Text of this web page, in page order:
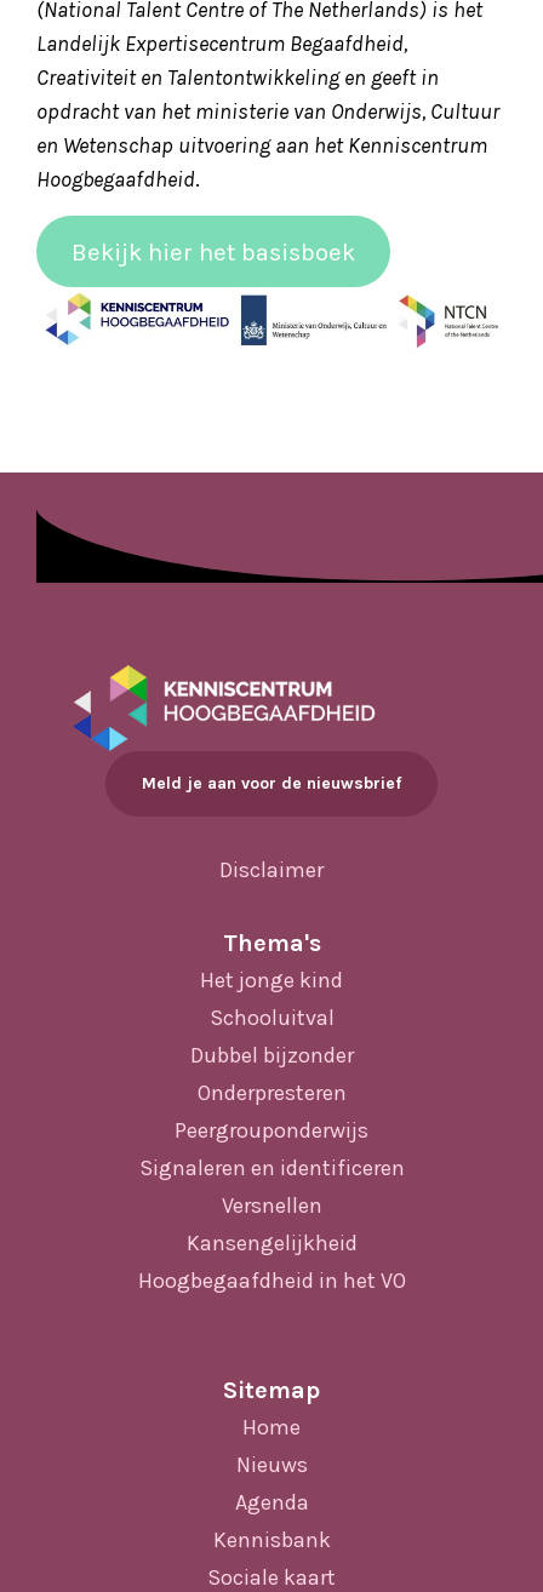
(National Talent Centre of The Netherlands) is het
Landelijk Expertisecentrum Begaafdheid,
Creativiteit en Talentontwikkeling en geeft in
opdracht van het ministerie van Onderwijs, Cultuur
en Wetenschap uitvoering aan het Kenniscentrum
Hoogbegaafdheid.
Bekijk hier het basisboek
Meld je aan voor de nieuwsbrief
Disclaimer
Thema's
Het jonge kind
Schooluitval
Dubbel bijzonder
Onderpresteren
Peergrouponderwijs
Signaleren en identificeren
Versnellen
Kansengelijkheid
Hoogbegaafdheid in het VO
Sitemap
Home
Nieuws
Agenda
Kennisbank
Sociale kaart